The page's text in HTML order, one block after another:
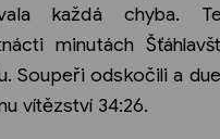
každá chyba.
minutách
Soupeři odskočili a
vítězství 34:26.